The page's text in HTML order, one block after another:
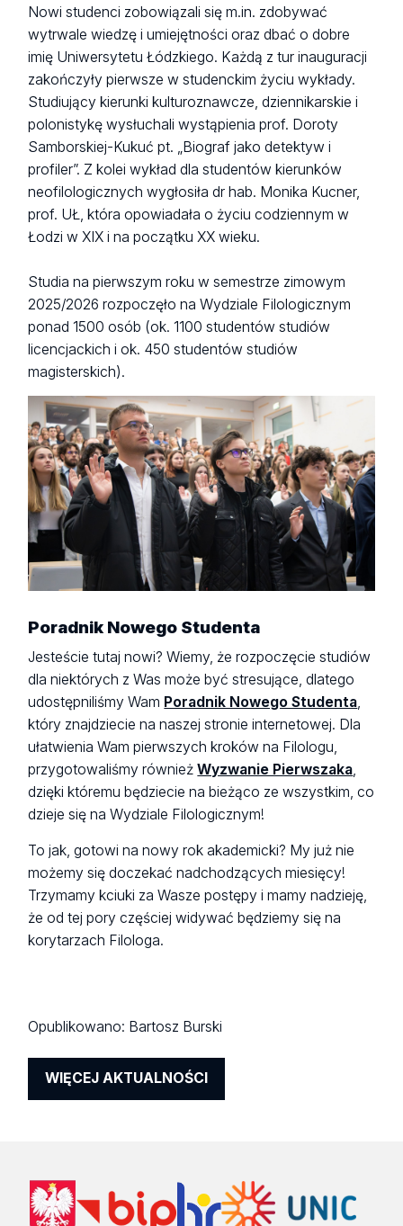
Nowi studenci zobowiązali się m.in. zdobywać
wytrwale wiedzę i umiejętności oraz dbać o dobre
imię Uniwersytetu Łódzkiego. Każdą z tur inauguracji
zakończyły pierwsze w studenckim życiu wykłady.
Studiujący kierunki kulturoznawcze, dziennikarskie i
polonistykę wysłuchali wystąpienia prof. Doroty
Samborskiej-Kukuć pt. „Biograf jako detektyw i
profiler”. Z kolei wykład dla studentów kierunków
neofilologicznych wygłosiła dr hab. Monika Kucner,
prof. UŁ, która opowiadała o życiu codziennym w
Łodzi w XIX i na początku XX wieku.
Studia na pierwszym roku w semestrze zimowym
2025/2026 rozpoczęło na Wydziale Filologicznym
ponad 1500 osób (ok. 1100 studentów studiów
licencjackich i ok. 450 studentów studiów
magisterskich).
Poradnik Nowego Studenta
Jesteście tutaj nowi? Wiemy, że rozpoczęcie studiów
dla niektórych z Was może być stresujące, dlatego
udostępniliśmy Wam Poradnik Nowego Studenta,
który znajdziecie na naszej stronie internetowej. Dla
ułatwienia Wam pierwszych kroków na Filologu,
przygotowaliśmy równieżWyzwanie Pierwszaka,
dzięki któremu będziecie na bieżąco ze wszystkim, co
dzieje się na Wydziale Filologicznym!
To jak, gotowi na nowy rok akademicki? My już nie
możemy się doczekać nadchodzących miesięcy!
Trzymamy kciuki za Wasze postępy i mamy nadzieję,
że od tej pory częściej widywać będziemy się na
korytarzach Filologa.
Opublikowano: Bartosz Burski
WIĘCEJ AKTUALNOŚCI